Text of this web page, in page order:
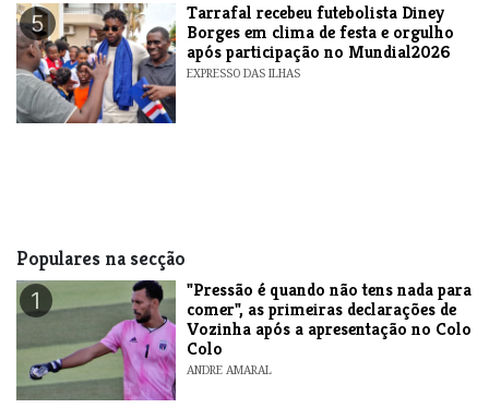
5
Tarrafal recebeu futebolista Diney
Borges em clima de festa e orgulho
após participação no Mundial2026
EXPRESSO DAS ILHAS
Populares na secção
1
"Pressão é quando não tens nada para
comer", as primeiras declarações de
Vozinha após a apresentação no Colo
Colo
ANDRE AMARAL